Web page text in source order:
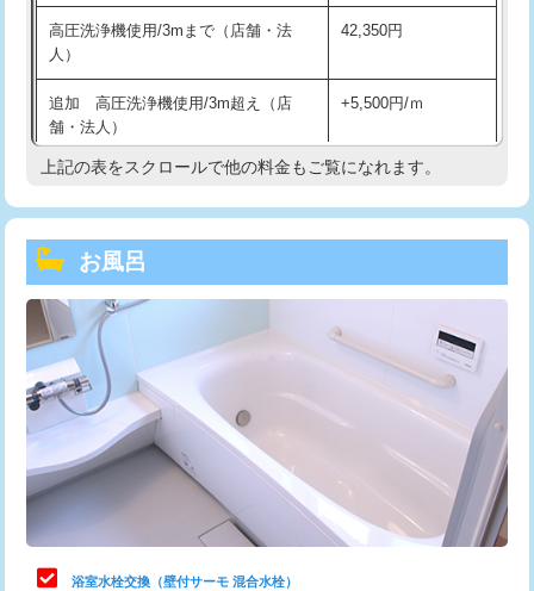
高圧洗浄機使用/3mまで（店舗・法
人）
42,350円
追加 高圧洗浄機使用/3m超え（店
舗・法人）
+5,500円/ｍ
高度高圧洗浄換 現地調査
トーラー機使用/3mまで
追加トーラー機使用/3m超え
カメラ調査 33,000円
桝清掃 8,800円
止水・漏水調査・防水処理・清掃・修
理・調整・分解・加工など（軽作業）
止水・漏水調査・防水処理・清掃・修
理・調整・分解・加工など（中作業）
22,000円
上記の表をスクロールで他の料金もご覧になれます。
お風呂
浴室水栓交換（壁付サーモ 混合水栓）